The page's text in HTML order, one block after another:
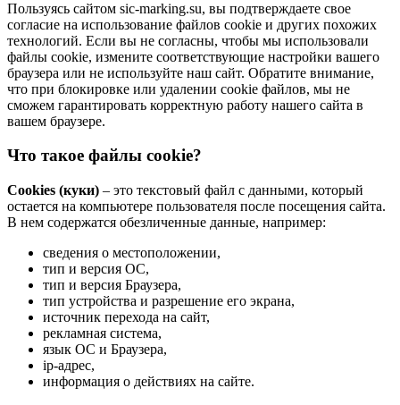
Пользуясь сайтом sic-marking.su, вы подтверждаете свое
согласие на использование файлов cookie и других похожих
технологий. Если вы не согласны, чтобы мы использовали
файлы cookie, измените соответствующие настройки вашего
браузера или не используйте наш сайт. Обратите внимание,
что при блокировке или удалении cookie файлов, мы не
сможем гарантировать корректную работу нашего сайта в
вашем браузере.
Что такое файлы cookie?
Cookies (куки) – это текстовый файл с данными, который
остается на компьютере пользователя после посещения сайта.
В нем содержатся обезличенные данные, например:
сведения о местоположении,
тип и версия ОС,
тип и версия Браузера,
тип устройства и разрешение его экрана,
источник перехода на сайт,
рекламная система,
язык ОС и Браузера,
ip-адрес,
информация о действиях на сайте.